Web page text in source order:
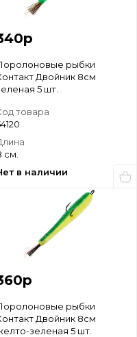
р
рыбки
Двойник 8см
5 шт.
товара
см.
в наличии
р
рыбки
Двойник 8см
зеленая 5 шт.